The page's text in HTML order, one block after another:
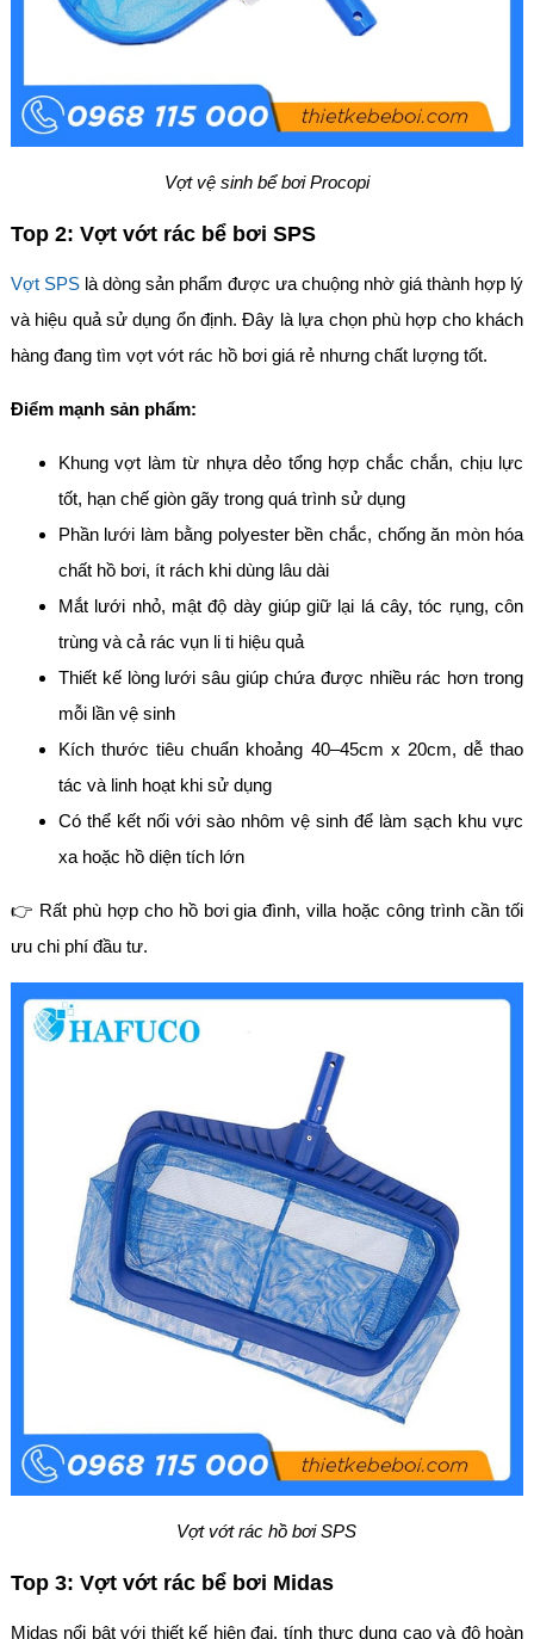
Vợt vệ sinh bể bơi Procopi
Top 2: Vợt vớt rác bể bơi SPS
Vợt SPSlà dòng sản phẩm được ưa chuộng nhờ giá thành hợp lý
và hiệu quả sử dụng ổn định. Đây là lựa chọn phù hợp cho khách
hàng đang tìm vợt vớt rác hồ bơi giá rẻ nhưng chất lượng tốt.
Điểm mạnh sản phẩm:
Khung vợt làm từ nhựa dẻo tổng hợp chắc chắn, chịu lực
tốt, hạn chế giòn gãy trong quá trình sử dụng
Phần lưới làm bằng polyester bền chắc, chống ăn mòn hóa
chất hồ bơi, ít rách khi dùng lâu dài
Mắt lưới nhỏ, mật độ dày giúp giữ lại lá cây, tóc rụng, côn
trùng và cả rác vụn li ti hiệu quả
Thiết kế lòng lưới sâu giúp chứa được nhiều rác hơn trong
mỗi lần vệ sinh
Kích thước tiêu chuẩn khoảng 40–45cm x 20cm, dễ thao
tác và linh hoạt khi sử dụng
Có thể kết nối với sào nhôm vệ sinh để làm sạch khu vực
xa hoặc hồ diện tích lớn
👉 Rất phù hợp cho hồ bơi gia đình, villa hoặc công trình cần tối
ưu chi phí đầu tư.
Vợt vớt rác hồ bơi SPS
Top 3: Vợt vớt rác bể bơi Midas
Midas nổi bật với thiết kế hiện đại, tính thực dụng cao và độ hoàn